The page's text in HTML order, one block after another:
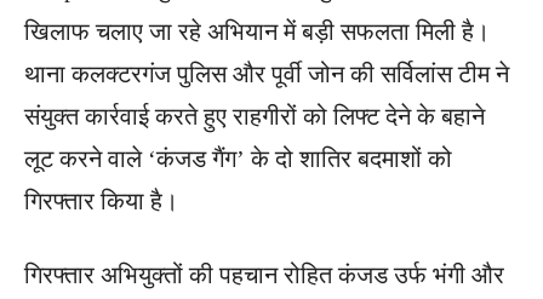
खिलाफ चलाए जा रहे अभियान में बड़ी सफलता मिली है।
थाना कलक्टरगंज पुलिस और पूर्वी जोन की सर्विलांस टीम ने
संयुक्त कार्रवाई करते हुए राहगीरों को लिफ्ट देने के बहाने
लूट करने वाले ‘कंजड गैंग’ के दो शातिर बदमाशों को
गिरफ्तार किया है।
गिरफ्तार अभियुक्तों की पहचान रोहित कंजड उर्फ भंगी और